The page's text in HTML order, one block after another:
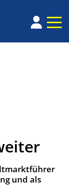
und als